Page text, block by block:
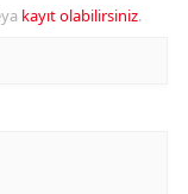
kayıt olabilirsiniz.